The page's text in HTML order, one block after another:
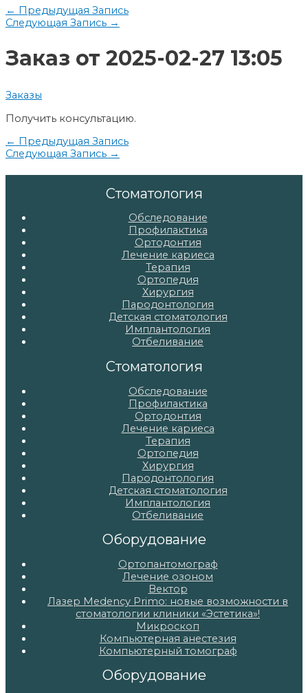
Навигация
по
записям
← Предыдущая Запись
Следующая Запись →
Заказ от 2025-02-27 13:05
Заказы
Получить консультацию.
Навигация
по
← Предыдущая Запись
Следующая Запись →
Стоматология
Обследование
Профилактика
Ортодонтия
Лечение кариеса
Терапия
Ортопедия
Хирургия
Пародонтология
Детская стоматология
Имплантология
Отбеливание
Стоматология
Обследование
Профилактика
Ортодонтия
Лечение кариеса
Терапия
Ортопедия
Хирургия
Пародонтология
Детская стоматология
Имплантология
Отбеливание
Оборудование
Ортопантомограф
Лечение озоном
Вектор
Лазер Medency Primo: новые возможности в
стоматологии клиники «Эстетика»!
Микроскоп
Компьютерная анестезия
Компьютерный томограф
Оборудование